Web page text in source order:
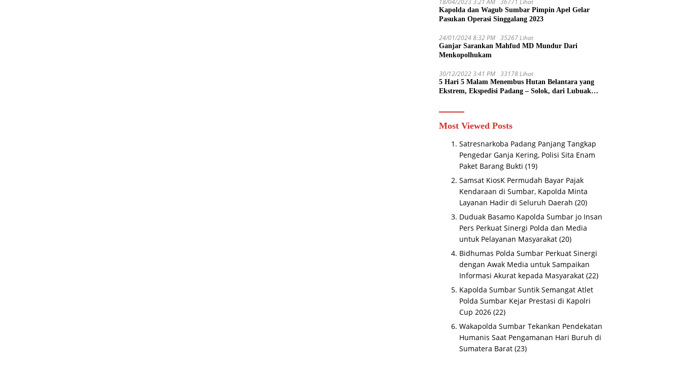
18/04/2023 3:21 AM 36771 Lihat
Kapolda dan Wagub Sumbar Pimpin Apel Gelar
Pasukan Operasi Singgalang 2023
24/01/2024 8:32 PM 35267 Lihat
Ganjar Sarankan Mahfud MD Mundur Dari
Menkopolhukam
30/12/2022 3:41 PM 33178 Lihat
5 Hari 5 Malam Menembus Hutan Belantara yang
Ekstrem, Ekspedisi Padang – Solok, dari Lubuak
Most Viewed Posts
Satresnarkoba Padang Panjang Tangkap
Pengedar Ganja Kering, Polisi Sita Enam
Paket Barang Bukti (19)
Samsat KiosK Permudah Bayar Pajak
Kendaraan di Sumbar, Kapolda Minta
Layanan Hadir di Seluruh Daerah (20)
Duduak Basamo Kapolda Sumbar jo Insan
Pers Perkuat Sinergi Polda dan Media
untuk Pelayanan Masyarakat (20)
Bidhumas Polda Sumbar Perkuat Sinergi
dengan Awak Media untuk Sampaikan
Informasi Akurat kepada Masyarakat (22)
Kapolda Sumbar Suntik Semangat Atlet
Polda Sumbar Kejar Prestasi di Kapolri
Cup 2026 (22)
Wakapolda Sumbar Tekankan Pendekatan
Humanis Saat Pengamanan Hari Buruh di
Sumatera Barat (23)